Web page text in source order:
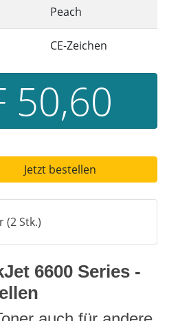
Peach
CE-Zeichen
50,60
Jetzt bestellen
(2 Stk.)
6600 Series -